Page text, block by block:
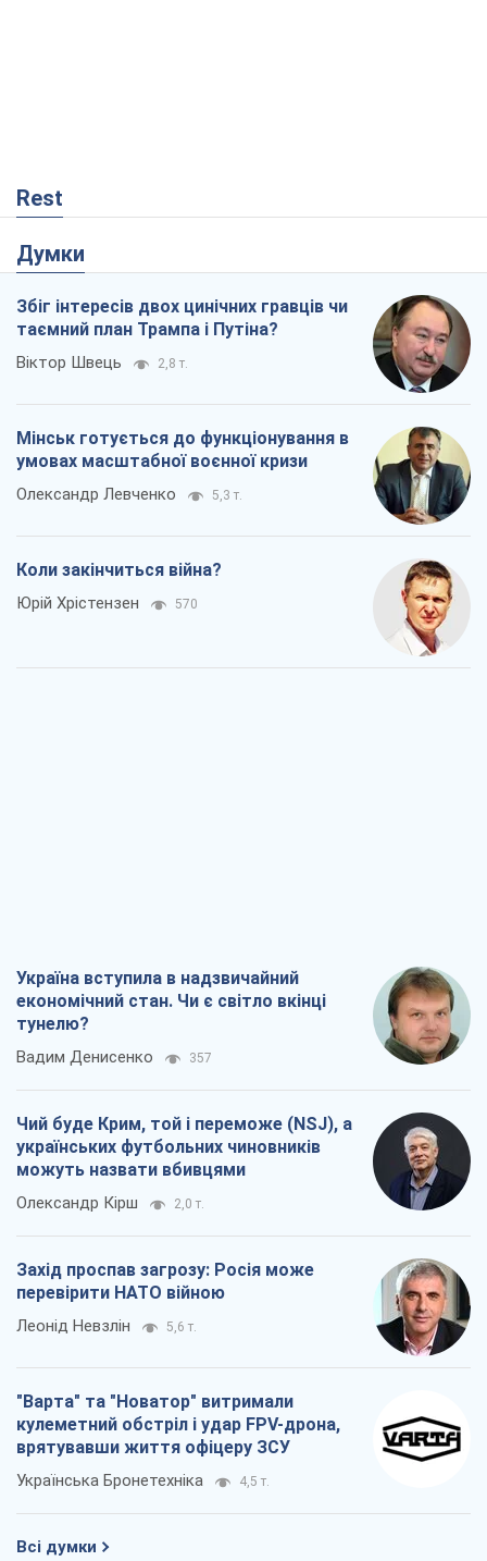
Rest
Думки
Збіг інтересів двох цинічних гравців чи
таємний план Трампа і Путіна?
Віктор Швець 2,8 т.
Мінськ готується до функціонування в
умовах масштабної воєнної кризи
Олександр Левченко 5,3 т.
Коли закінчиться війна?
Юрій Хрістензен 570
Україна вступила в надзвичайний
економічний стан. Чи є світло вкінці
тунелю?
Вадим Денисенко 357
Чий буде Крим, той і переможе (NSJ), а
українських футбольних чиновників
можуть назвати вбивцями
Олександр Кірш 2,0 т.
Захід проспав загрозу: Росія може
перевірити НАТО війною
Леонід Невзлін 5,6 т.
"Варта" та "Новатор" витримали
кулеметний обстріл і удар FPV-дрона,
врятувавши життя офіцеру ЗСУ
Українська Бронетехніка 4,5 т.
Всі думки